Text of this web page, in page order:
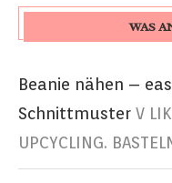
WAS
Beanie nähen –
Schnittmuster V
UPCYCLING.